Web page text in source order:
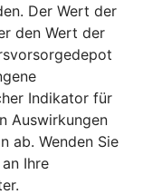
Der Wert der
den Wert der
Indikator für
Auswirkungen
ab. Wenden Sie
Ihre